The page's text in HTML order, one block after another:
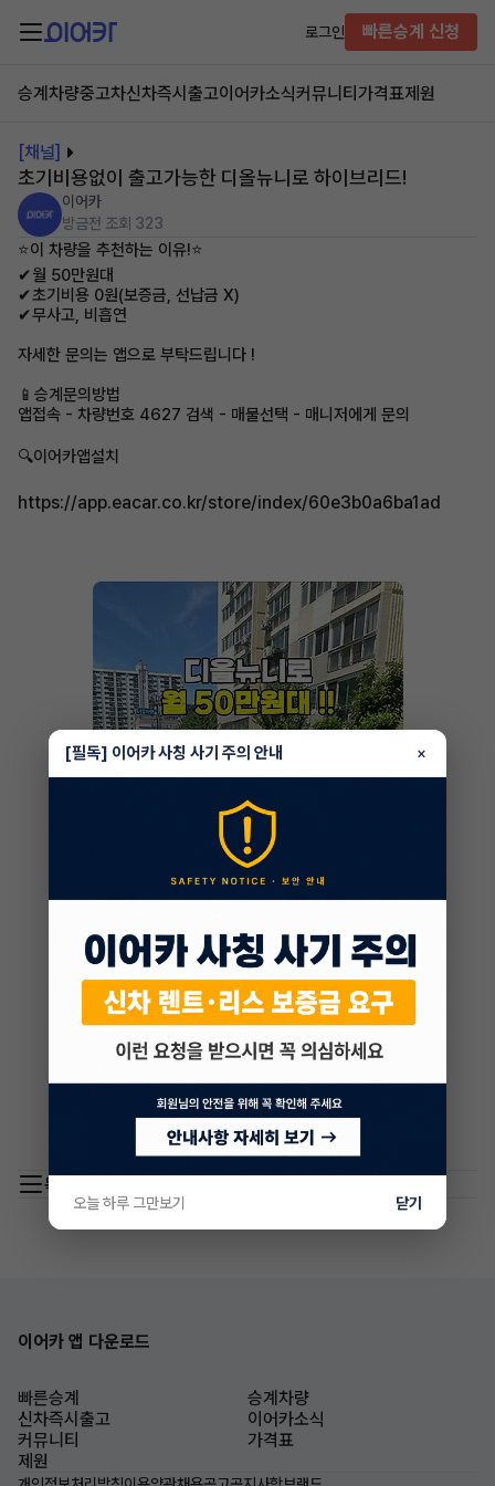
로그인 빠른승계 신청
승계차량중고차신차즉시출고이어카소식커뮤니티 가격표제원
[채널]
초기비용없이 출고가능한 디올뉴니로 하이브리드!
이어카
방금전 조회 323
⭐이 차량을 추천하는 이유!⭐
✔월 50만원대
✔초기비용 0원(보증금, 선납금 X)
✔무사고, 비흡연
자세한 문의는 앱으로 부탁드립니다 !
📱승계문의방법
앱접속 - 차량번호 4627 검색 - 매물선택 - 매니저에게 문의
🔍이어카앱설치
https://app.eacar.co.kr/store/index/60e3b0a6ba1ad
목록 이동
이어카 앱 다운로드
빠른승계
승계차량
신차즉시출고
이어카소식
커뮤니티
가격표
제원
[필독] 이어카 사칭 사기 주의 안내 ×
오늘 하루 그만보기 닫기